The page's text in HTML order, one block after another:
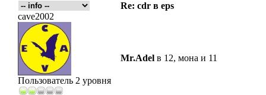
Re: cdr в eps
cave2002
Пользователь 2 уровня
Mr.Adel в 12, мона и 11